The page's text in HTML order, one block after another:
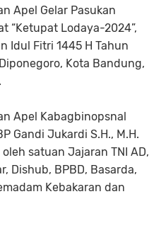
Apel Gelar Pasukan
“Ketupat Lodaya-2024”,
Idul Fitri 1445 H Tahun
Kota Bandung,
Apel Kabagbinopsnal
Gandi Jukardi S.H., M.H.
satuan Jajaran TNI AD,
Dishub, BPBD, Basarda,
Kebakaran dan